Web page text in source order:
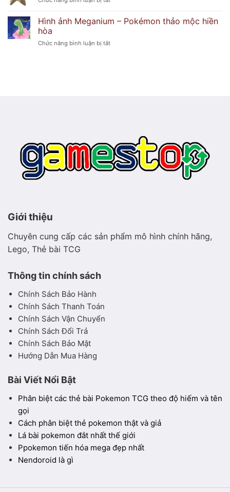
dáng
băng
lẽo
Staryu
Pokémon
Hình ảnh Meganium – Pokémon thảo mộc hiền
hòa
Chức năng bình luận bị tắtở
Giới thiệu
Chuyên cung cấp các sản phẩm mô hình chính hãng,
Lego, Thẻ bài TCG
Thông tin chính sách
Chính Sách Bảo Hành
Chính Sách Thanh Toán
Chính Sách Vận Chuyển
Chính Sách Đổi Trả
Chính Sách Bảo Mật
Hướng Dẫn Mua Hàng
Bài Viết Nổi Bật
Phân biệt các thẻ bài Pokemon TCG theo độ hiếm và tên
gọi
Cách phân biệt thẻ pokemon thật và giả
Lá bài pokemon đắt nhất thế giới
Ppokemon tiến hóa mega đẹp nhất
Nendoroid là gì